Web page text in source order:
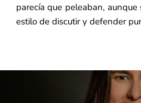
parecía que peleaban,
estilo de discutir y defender